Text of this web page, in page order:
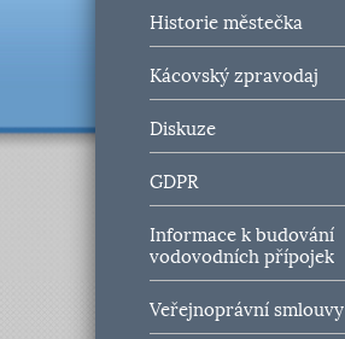
Historie městečka
Kácovský zpravodaj
Diskuze
GDPR
Informace k budování
vodovodních přípojek
Veřejnoprávní smlouvy